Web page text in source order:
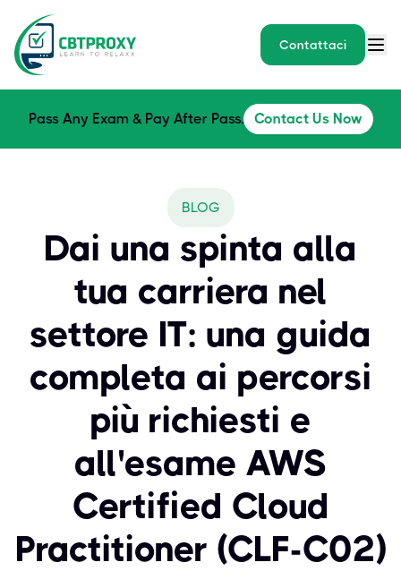
Contattaci
Pass Any Exam & Pay After Pass. Contact Us Now
BLOG
Dai una spinta alla
tua carriera nel
settore IT: una guida
completa ai percorsi
più richiesti e
all'esame AWS
Certified Cloud
Practitioner (CLF-C02)